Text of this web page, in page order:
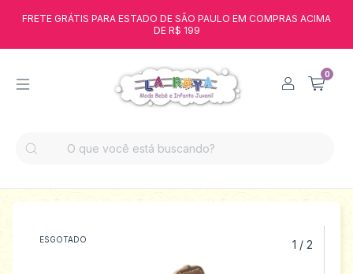
FRETE GRÁTIS PARA ESTADO DE SÃO PAULO EM COMPRAS ACIMA
DE R$ 199
0
ESGOTADO 1 / 2